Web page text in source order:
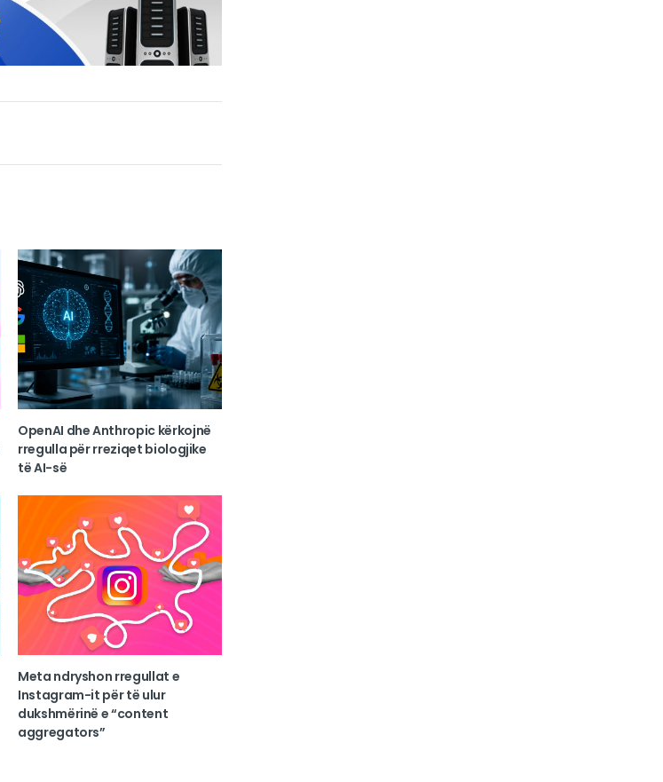
OpenAI dhe Anthropic kërkojnë
rregulla për rreziqet biologjike
të AI-së
Meta ndryshon rregullat e
Instagram-it për të ulur
dukshmërinë e “content
aggregators”